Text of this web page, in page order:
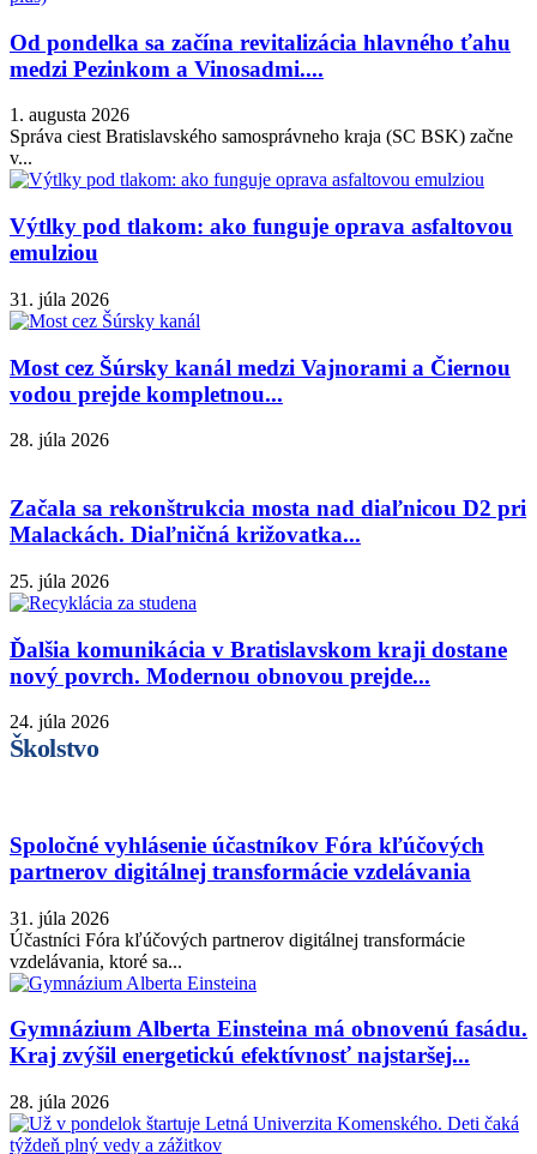
Od pondelka sa začína revitalizácia hlavného ťahu
medzi Pezinkom a Vinosadmi....
1. augusta 2026
Správa ciest Bratislavského samosprávneho kraja (SC BSK) začne
v...
Výtlky pod tlakom: ako funguje oprava asfaltovou
emulziou
31. júla 2026
Most cez Šúrsky kanál medzi Vajnorami a Čiernou
vodou prejde kompletnou...
28. júla 2026
Začala sa rekonštrukcia mosta nad diaľnicou D2 pri
Malackách. Diaľničná križovatka...
25. júla 2026
Ďalšia komunikácia v Bratislavskom kraji dostane
nový povrch. Modernou obnovou prejde...
24. júla 2026
Školstvo
Spoločné vyhlásenie účastníkov Fóra kľúčových
partnerov digitálnej transformácie vzdelávania
31. júla 2026
Účastníci Fóra kľúčových partnerov digitálnej transformácie
vzdelávania, ktoré sa...
Gymnázium Alberta Einsteina má obnovenú fasádu.
Kraj zvýšil energetickú efektívnosť najstaršej...
28. júla 2026